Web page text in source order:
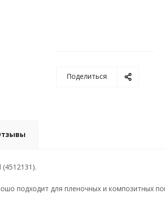
Поделиться
подходит для пленочных и композитных